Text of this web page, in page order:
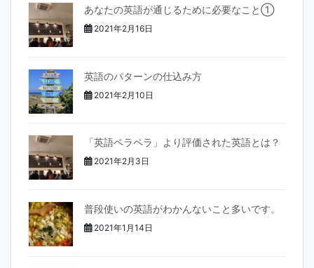
あなたの英語が通じるために必要なこと①
2021年2月16日
英語のパターンの仕込み方
2021年2月10日
「英語ペラペラ」より評価された英語とは？
2021年2月3日
普段使いの英語がわかんないこと多いです。
2021年1月14日